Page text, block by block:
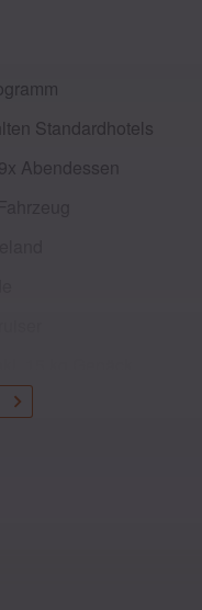
Standardhotels
Abendessen